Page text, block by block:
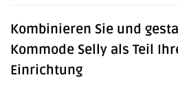
Kombinieren Sie und
Kommode Selly als Teil
Einrichtung